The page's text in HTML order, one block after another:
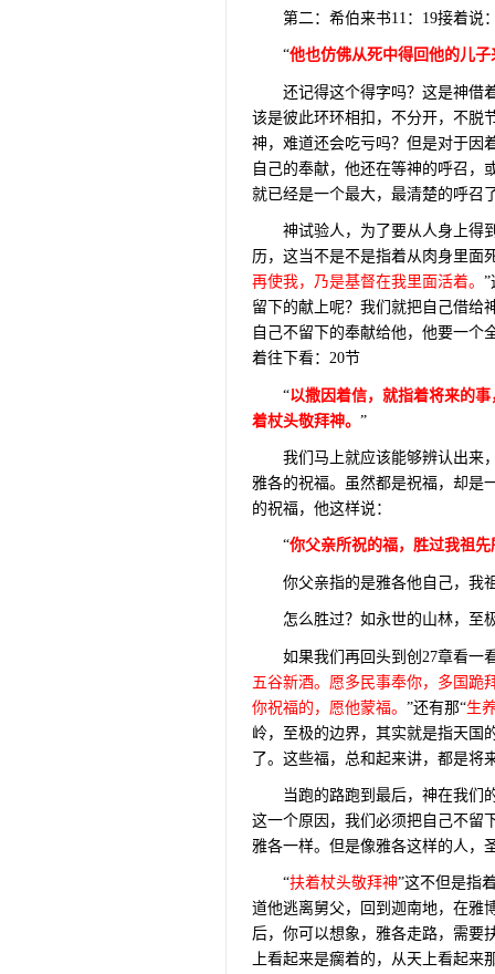
第二：希伯来书11 ： 19接着说
“他也仿佛从死中得回他的儿子
还记得这个得字吗？这是神借
该是彼此环环相扣，不分开，不脱
神，难道还会吃亏吗？但是对于因
自己的奉献，他还在等神的呼召，
就已经是一个最大，最清楚的呼召
神试验人，为了要从人身上得
历，这当不是不是指着从肉身里面
再使我，乃是基督在我里面活着。 ”
留下的献上呢？我们就把自己借给
自己不留下的奉献给他，他要一个
着往下看： 20节
“以撒因着信，就指着将来的
着杖头敬拜神。 ”
我们马上就应该能够辨认出来
雅各的祝福。虽然都是祝福，却是
的祝福，他这样说：
“你父亲所祝的福，胜过我祖
你父亲指的是雅各他自己，我
怎么胜过？如永世的山林，至
如果我们再回头到创 27章看一
五谷新酒。愿多民事奉你，多国跪
你祝福的，愿他蒙福。 ”还有那“生
岭，至极的边界，其实就是指天国
了。这些福，总和起来讲，都是将
当跑的路跑到最后，神在我们
这一个原因，我们必须把自己不留
雅各一样。但是像雅各这样的人，
“扶着杖头敬拜神”这不但是指
道他逃离舅父，回到迦南地，在雅
后，你可以想象，雅各走路，需要
上看起来是瘸着的，从天上看起